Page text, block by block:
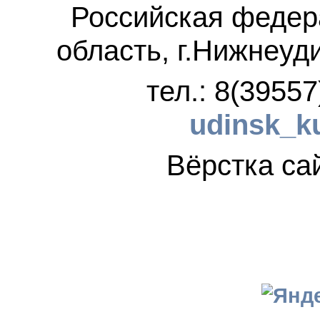
Российская
область,
тел.:
Вёрстка